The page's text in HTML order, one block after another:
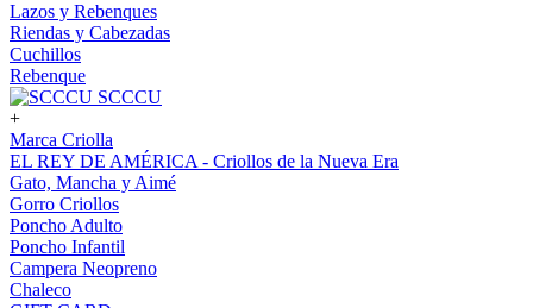
Lazos y Rebenques
Riendas y Cabezadas
Cuchillos
Rebenque
SCCCU
+
Marca Criolla
EL REY DE AMÉRICA - Criollos de la Nueva Era
Gato, Mancha y Aimé
Gorro Criollos
Poncho Adulto
Poncho Infantil
Campera Neopreno
Chaleco